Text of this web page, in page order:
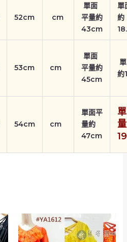
52cm cm
單面
平量約
43cm
單
約
53cm cm
單面
平量約
45cm
約
54cm cm
單面平
量約
47cm